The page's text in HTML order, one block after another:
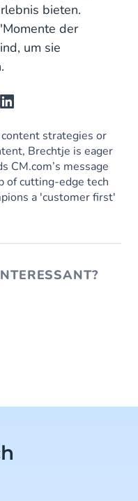
bieten.
der
um sie
strategies or
Brechtje is eager
CM.com’s message
of cutting-edge tech
a 'customer first'